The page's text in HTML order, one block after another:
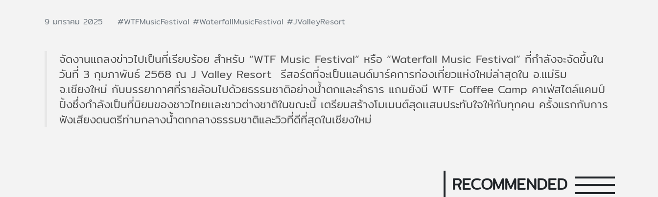
9 มกราคม 2025 #WTFMusicFestival#WaterfallMusicFestival#JValleyResort
จัดงานแถลงข่าวไปเป็นที่เรียบร้อย สำหรับ “WTF Music Festival” หรือ “Waterfall Music Festival” ที่กำลังจะจัดขึ้นใน
วันที่ 3 กุมภาพันธ์ 2568 ณ J Valley Resort รีสอร์ตที่จะเป็นแลนด์มาร์คการท่องเที่ยวแห่งใหม่ล่าสุดใน อ.แม่ริม
จ.เชียงใหม่ กับบรรยากาศที่รายล้อมไปด้วยธรรมชาติอย่างน้ำตกและลำธาร แถมยังมี WTF Coffee Camp คาเฟ่สไตล์แคมป์
ปิ้งซึ่งกำลังเป็นที่นิยมของชาวไทยเเละชาวต่างชาติในขณะนี้ เตรียมสร้างโมเมนต์สุดเเสนประทับใจให้กับทุกคน ครั้งแรกกับการ
ฟังเสียงดนตรีท่ามกลางน้ำตกกลางธรรมชาติและวิวที่ดีที่สุดในเชียงใหม่
RECOMMENDED